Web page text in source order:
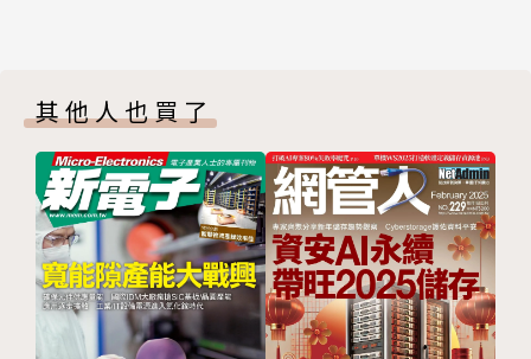
全球局勢動搖製造業穩定性
穩定/低功耗
兼顧電源/訊號磁性
標準化評估空間音效(2)
添加雜訊模型與初始參數最佳化
多角度/距離全方位萬無一失
優化生產流程增強永續性
其他人也買了